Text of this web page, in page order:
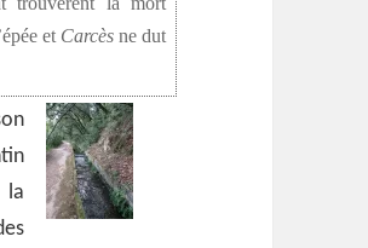
et Carcèsne dut
la